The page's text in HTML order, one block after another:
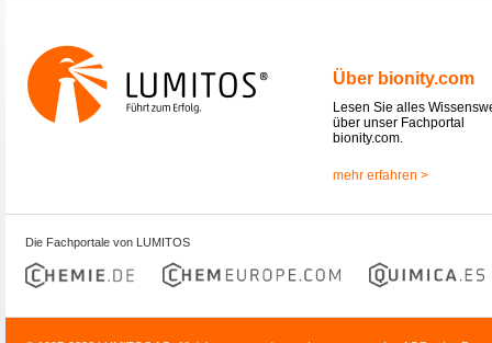
Über bionity.com
Lesen Sie alles
über unser Fachportal
bionity.com.
mehr erfahren >
Die Fachportale von LUMITOS